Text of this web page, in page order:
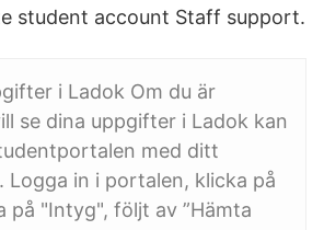
student account Staff support.
i Ladok Om du är
se dina uppgifter i Ladok kan
med ditt
Logga in i portalen, klicka på
på "Intyg", följt av ”Hämta